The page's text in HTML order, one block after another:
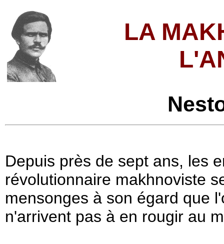
LA
Depuis près de sept ans, les
révolutionnaire makhnoviste
mensonges à son égard que
n'arrivent pas à en rougir au